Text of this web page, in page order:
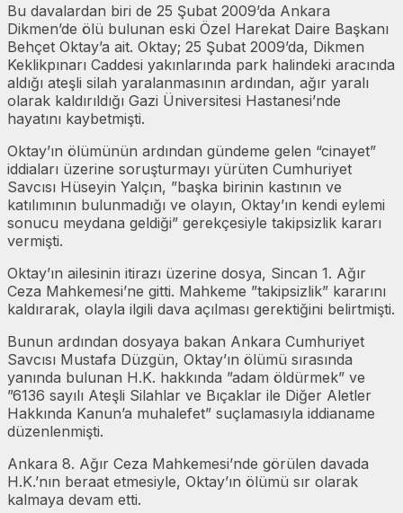
Bu davalardan biri de 25 Şubat 2009’da Ankara
Dikmen’de ölü bulunan eski Özel Harekat Daire Başkanı
Behçet Oktay’a ait. Oktay; 25 Şubat 2009’da, Dikmen
Keklikpınarı Caddesi yakınlarında park halindeki aracında
aldığı ateşli silah yaralanmasının ardından, ağır yaralı
olarak kaldırıldığı Gazi Üniversitesi Hastanesi’nde
hayatını kaybetmişti.
Oktay’ın ölümünün ardından gündeme gelen “cinayet”
iddiaları üzerine soruşturmayı yürüten Cumhuriyet
Savcısı Hüseyin Yalçın, ”başka birinin kastının ve
katılımının bulunmadığı ve olayın, Oktay’ın kendi eylemi
sonucu meydana geldiği” gerekçesiyle takipsizlik kararı
vermişti.
Oktay’ın ailesinin itirazı üzerine dosya, Sincan 1. Ağır
Ceza Mahkemesi’ne gitti. Mahkeme ”takipsizlik” kararını
kaldırarak, olayla ilgili dava açılması gerektiğini belirtmişti.
Bunun ardından dosyaya bakan Ankara Cumhuriyet
Savcısı Mustafa Düzgün, Oktay’ın ölümü sırasında
yanında bulunan H.K. hakkında ”adam öldürmek” ve
”6136 sayılı Ateşli Silahlar ve Bıçaklar ile Diğer Aletler
Hakkında Kanun’a muhalefet” suçlamasıyla iddianame
düzenlenmişti.
Ankara 8. Ağır Ceza Mahkemesi’nde görülen davada
H.K.’nın beraat etmesiyle, Oktay’ın ölümü sır olarak
kalmaya devam etti.